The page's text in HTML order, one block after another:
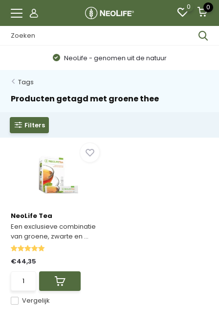
0 0
NeoLife - genomen uit de natuur
Tags
Producten getagd met groene thee
Filters
NeoLife Tea
Een exclusieve combinatie
van groene, zwarte en ...
Vergelijk
€44,35